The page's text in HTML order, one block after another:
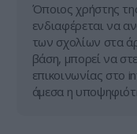
Όποιος χρήστης
ενδιαφέρεται να
των σχολίων στα
βάση, μπορεί να
επικοινωνίας στο
άμεσα η